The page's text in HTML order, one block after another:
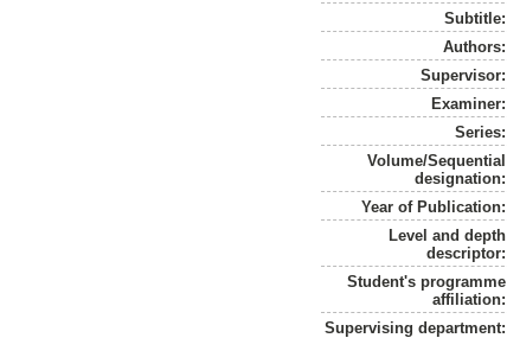
Subtitle:
Authors:
Supervisor:
Examiner:
Series:
Volume/Sequential
designation:
Year of Publication:
Level and depth
descriptor:
Student's programme
affiliation:
Supervising department: